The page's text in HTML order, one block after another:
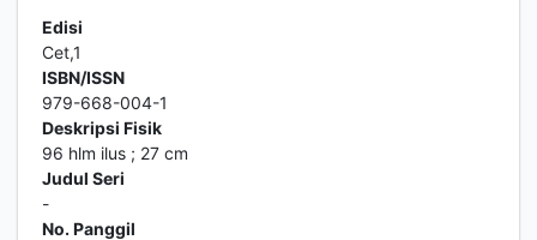
Edisi
Cet,1
ISBN/ISSN
979-668-004-1
Deskripsi Fisik
96 hlm ilus ; 27 cm
Judul Seri
-
No. Panggil